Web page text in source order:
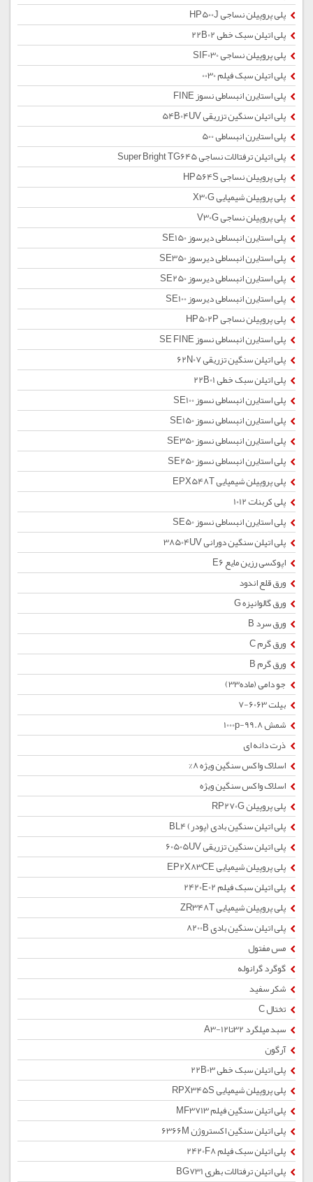
پلی پروپیلن نساجی HP500J
پلی اتیلن سبک خطی 22B02
پلی پروپیلن نساجی SIF030
پلی اتیلن سبک فیلم 0030
پلی استایرن انبساطی نسوز FINE
پلی اتیلن سنگین تزریقی 54B04UV
پلی استایرن انبساطی 500
پلی اتیلن ترفتالات نساجی Super Bright TG645
پلی پروپیلن نساجی HP564S
پلی پروپیلن شیمیایی X30G
پلی پروپیلن نساجی V30G
پلی استایرن انبساطی دیرسوز SE150
پلی استایرن انبساطی دیرسوز SE350
پلی استایرن انبساطی دیرسوز SE250
پلی استایرن انبساطی دیرسوز SE100
پلی پروپیلن نساجی HP502P
پلی استایرن انبساطی نسوز SE FINE
پلی اتیلن سنگین تزریقی 62N07
پلی اتیلن سبک خطی 22B01
پلی استایرن انبساطی نسوز SE100
پلی استایرن انبساطی نسوز SE150
پلی استایرن انبساطی نسوز SE350
پلی استایرن انبساطی نسوز SE250
پلی پروپیلن شیمیایی EPX548T
پلی کربنات 1012
پلی استایرن انبساطی نسوز SE50
پلی اتیلن سنگین دورانی 38504UV
اپوکسی رزین مایع E6
ورق قلع اندود
ورق گالوانیزه G
ورق سرد B
ورق گرم C
ورق گرم B
جو دامی (ماده33)
بیلت 6063-7
شمش 1000p-99.8
ذرت دانه ای
اسلاک واکس سنگین ویژه 8%
اسلاک واکس سنگین ویژه
پلی پروپیلن RP270G
پلی اتیلن سنگین بادی (پودر) BL4
پلی اتیلن سنگین تزریقی 60505UV
پلی پروپیلن شیمیایی EP2X83CE
پلی اتیلن سبک فیلم 2420E02
پلی پروپیلن شیمیایی ZR348T
پلی اتیلن سنگین بادی 8200B
مس مفتول
گوگرد گرانوله
شکر سفید
تختال C
سبد میلگرد 32تا12-A3
آرگون
پلی اتیلن سبک خطی 22B03
پلی پروپیلن شیمیایی RPX345S
پلی اتیلن سنگین فیلم MF3713
پلی اتیلن سنگین اکستروژن 6366M
پلی اتیلن سبک فیلم 2420F8
پلی اتیلن ترفتالات بطری BG731